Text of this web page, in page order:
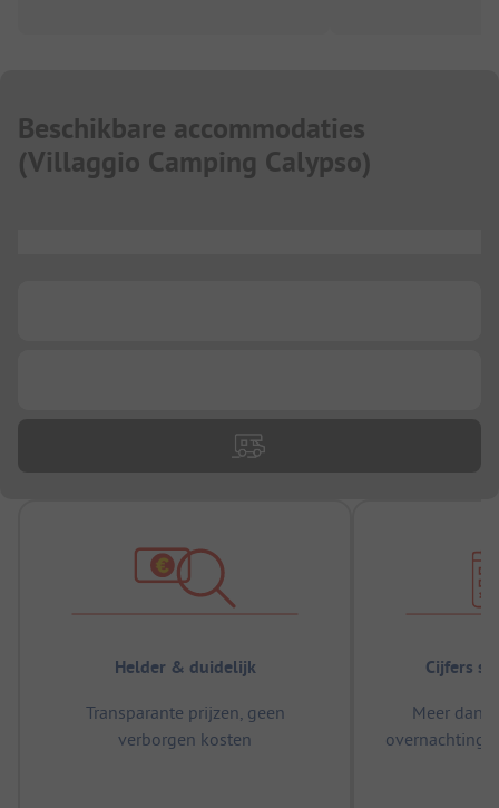
Beschikbare accommodaties
(Villaggio Camping Calypso)
Helder & duidelijk
Transparante prijzen, geen
verborgen kosten
Cijfers
Meer dan